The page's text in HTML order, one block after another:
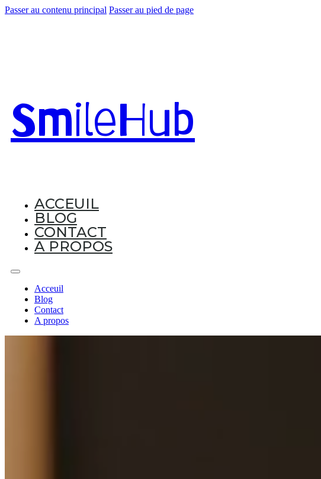
Passer au contenu principal Passer au pied de page
SmileHub
ACCEUIL
BLOG
CONTACT
A PROPOS
Acceuil
Blog
Contact
A propos